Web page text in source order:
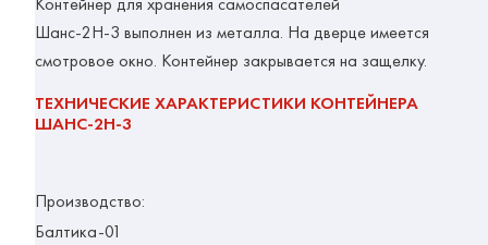
Шанс-2Н-3 выполнен из металла. На дверце имеется
смотровое окно. Контейнер закрывается на защелку.
ТЕХНИЧЕСКИЕ ХАРАКТЕРИСТИКИ КОНТЕЙНЕРА
ШАНС-2Н-3
Производство:
Балтика-01